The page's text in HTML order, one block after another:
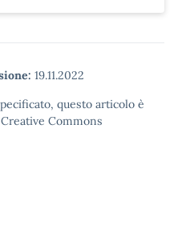
19.11.2022
questo articolo è
Commons